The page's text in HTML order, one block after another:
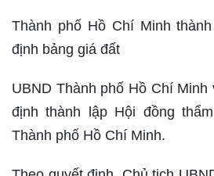
Thành phố Hồ Chí Minh
định bảng giá đất
UBND Thành phố Hồ Chí
định thành lập Hội đồng
Thành phố Hồ Chí Minh.